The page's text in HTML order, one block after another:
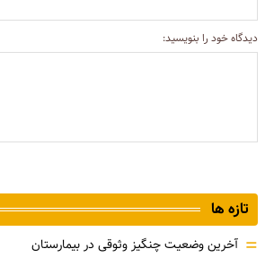
دیدگاه خود را بنویسید:
تازه ها
= آخرین وضعیت چنگیز وثوقی در بیمارستان